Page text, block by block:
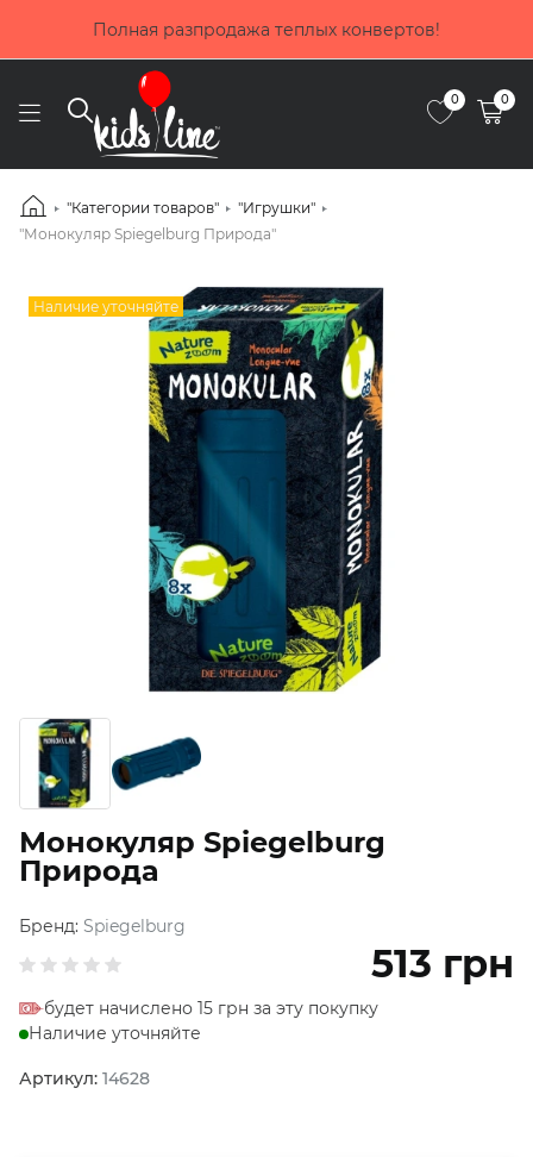
разпродажа теплых конвертов!
0 0
"Категории товаров"
"Игрушки"
"Монокуляр Spiegelburg Природа"
Наличие уточняйте
Монокуляр Spiegelburg
Природа
Бренд: Spiegelburg
513 грн
будет начислено 15 грн за эту покупку
Наличие уточняйте
Артикул: 14628